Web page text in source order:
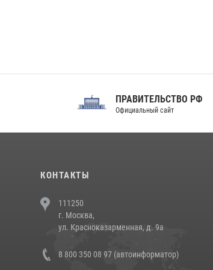
ПРАВИТЕЛЬСТВО РФ
Официальный сайт
КОНТАКТЫ
111250
г. Москва,
ул. Красноказарменная, д. 9а
8 800 350 08 97 (автоинформатор)